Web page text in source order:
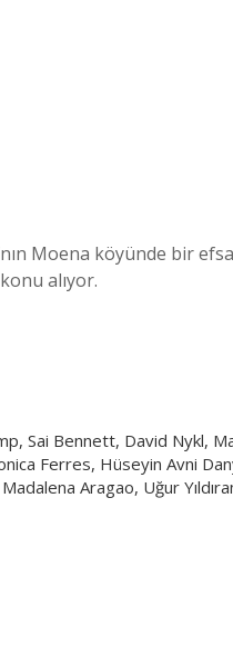
Moena köyünde bir
alıyor.
Sai Bennett, David Nykl,
Ferres, Hüseyin Avni
Aragao, Uğur